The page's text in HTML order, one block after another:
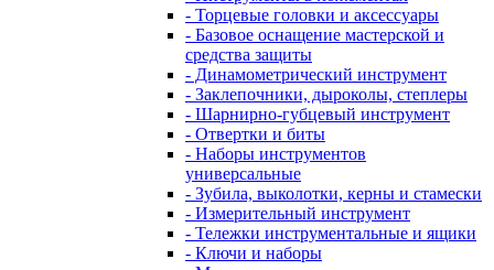
- Торцевые головки и аксессуары
- Базовое оснащение мастерской и
средства защиты
- Динамометрический инструмент
- Заклепочники, дыроколы, степлеры
- Шарнирно-губцевый инструмент
- Отвертки и биты
- Наборы инструментов
универсальные
- Зубила, выколотки, керны и стамески
- Измерительный инструмент
- Тележки инструментальные и ящики
- Ключи и наборы